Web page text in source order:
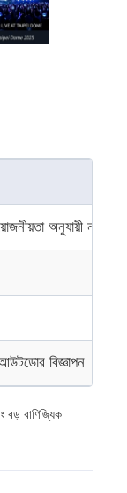
অনুযায়ী নমনীয়)
বিজ্ঞাপন
বড় বাণিজ্যিক